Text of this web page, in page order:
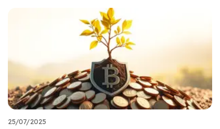
25/07/2025